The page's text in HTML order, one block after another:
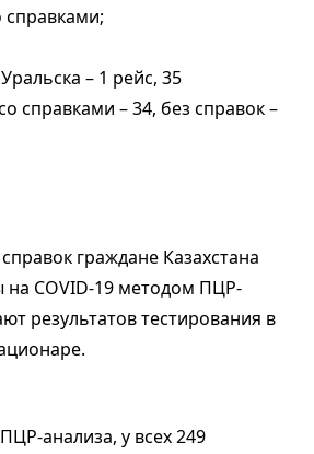
справками;
– 1 рейс, 35
справками – 34, без справок –
граждане Казахстана
на COVID-19 методом ПЦР-
результатов тестирования в
анализа, у всех 249